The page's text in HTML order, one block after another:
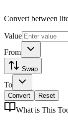
Convert between
Value
From
Swap
To
Convert Reset
What is This